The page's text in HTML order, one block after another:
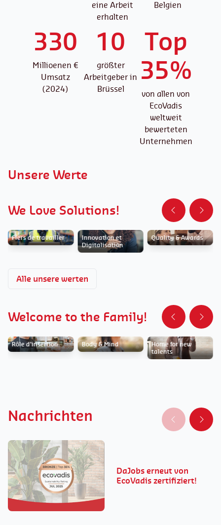
eine Arbeit
erhalten
Belgien
330
Millioenen €
Umsatz
(2024)
10
größter
Arbeitgeber in
Brüssel
Top
35%
von allen von
EcoVadis
weltweit
bewerteten
Unternehmen
Unsere Werte
We Love Solutions!
Fiers de travailler
Innovation et
Digitalisation
Quality & Awards
Alle unsere werten
Welcome to the Family!
Rôle d’insertion Body & Mind
Home for new
talents
Nachrichten
DaJobs erneut von
EcoVadis zertifiziert!